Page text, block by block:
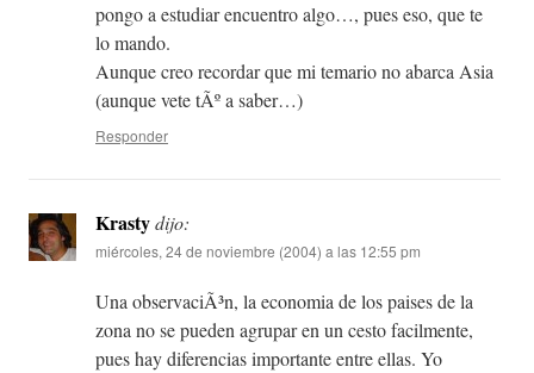
pongo a estudiar encuentro algo…, pues eso, que te
lo mando.
Aunque creo recordar que mi temario no abarca Asia
(aunque vete tÃº a saber…)
Responder
Krastydijo:
miércoles, 24 de noviembre (2004) a las 12:55 pm
Una observaciÃ³n, la economia de los paises de la
zona no se pueden agrupar en un cesto facilmente,
pues hay diferencias importante entre ellas. Yo